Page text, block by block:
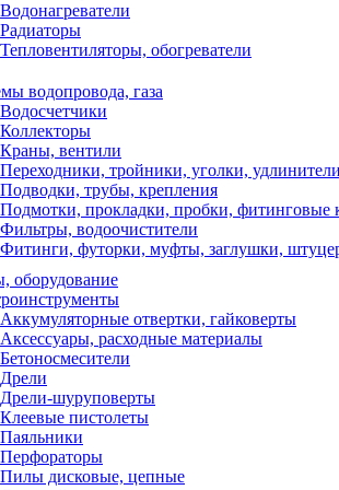
Водонагреватели
Радиаторы
Тепловентиляторы, обогреватели
водопровода, газа
Водосчетчики
Коллекторы
Краны, вентили
Переходники, тройники, уголки, удлинители
Подводки, трубы, крепления
Подмотки, прокладки, пробки, фитинговые
Фильтры, водоочистители
Фитинги, футорки, муфты, заглушки,
оборудование
Аккумуляторные отвертки, гайковерты
Аксессуары, расходные материалы
Бетоносмесители
Дрели
Дрели-шуруповерты
Клеевые пистолеты
Паяльники
Перфораторы
Пилы дисковые, цепные